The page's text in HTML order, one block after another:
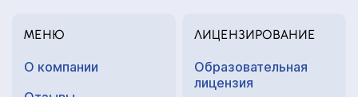
МЕНЮ
О компании
ЛИЦЕНЗИРОВАНИЕ
Образовательная
лицензия